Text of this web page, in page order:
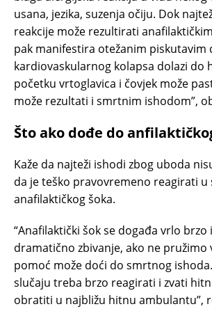
usana, jezika, suzenja očiju. Dok
reakcije može rezultirati
pak manifestira otežanim piskutavim
kardiovaskularnog kolapsa dolazi do
početku vrtoglavica i čovjek može
može rezultati i smrtnim ishodom”,
Što ako dođe do
Kaže da najteži ishodi zbog uboda
da je teško pravovremeno reagirati u
anafilaktičkog šoka.
“Anafilaktički šok se događa vrlo brzo
dramatično zbivanje, ako ne
pomoć može doći do smrtnog
slučaju treba brzo reagirati i zvati
obratiti u najbližu hitnu ambulantu”,